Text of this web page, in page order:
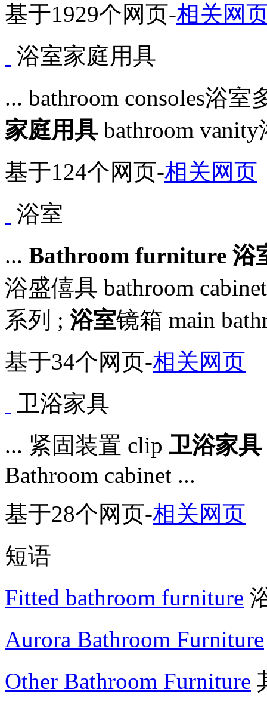
基于1929个网页-相关网
浴室家庭用具
... bathroom consoles浴
家庭用具bathroom
基于124个网页-相关网页
浴室
... Bathroom furniture 浴
浴盛僖具 bathroom
系列 ; 浴室镜箱 main
基于34个网页-相关网页
卫浴家具
... 紧固装置 clip 卫浴家具
Bathroom cabinet ...
基于28个网页-相关网页
短语
Fitted bathroom furniture
Aurora Bathroom Furniture
Other Bathroom Furniture